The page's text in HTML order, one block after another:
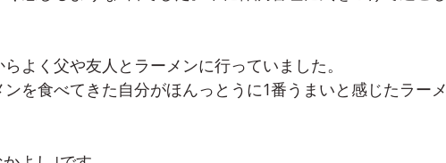
よく父や友人とラーメンに行っていました。
を食べてきた自分がほんっとうに1番うまいと感じたラーメ